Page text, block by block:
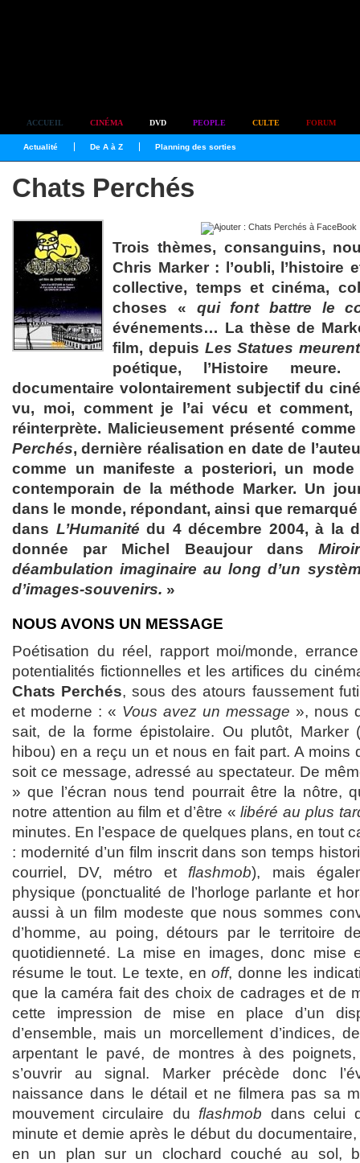
ACCUEIL CINÉMA DVD PEOPLE CULTE FORUM
Actualité De A à Z Planning des sorties
Chats Perchés
Trois thèmes, consanguins,
Chris Marker : l’oubli, l’histoire
collective, temps et cinéma,
choses « qui font battre le
événements… La thèse de
film, depuis Les Statues
poétique, l’Histoire
documentaire volontairement subjectif du
vu, moi, comment je l’ai vécu et
réinterprète. Malicieusement présenté
Perchés, dernière réalisation en date de
comme un manifeste a posteriori, un mode
contemporain de la méthode Marker. Un
dans le monde, répondant, ainsi que
dans L’Humanité du 4 décembre 2004, à la
donnée par Michel Beaujour dans
déambulation imaginaire au long d’un
d’images-souvenirs. »
NOUS AVONS UN MESSAGE
Poétisation du réel, rapport moi/monde,
potentialités fictionnelles et les artifices du
Chats Perchés, sous des atours faussement
et moderne : « Vous avez un message », nous
sait, de la forme épistolaire. Ou plutôt, Marker
hibou) en a reçu un et nous en fait part. A moins
soit ce message, adressé au spectateur. De
» que l’écran nous tend pourrait être la nôtre,
notre attention au film et d’être «libéré au plus
minutes. En l’espace de quelques plans, en tout
: modernité d’un film inscrit dans son temps
courriel, DV, métro et flashmob), mais
physique (ponctualité de l’horloge parlante et
aussi à un film modeste que nous sommes
d’homme, au poing, détours par le territoire
quotidienneté. La mise en images, donc
résume le tout. Le texte, enoff, donne les
que la caméra fait des choix de cadrages et de
cette impression de mise en place d’un
d’ensemble, mais un morcellement d’indices,
arpentant le pavé, de montres à des
s’ouvrir au signal. Marker précède donc
naissance dans le détail et ne filmera pas sa
mouvement circulaire du flashmob dans celui
minute et demie après le début du
en un plan sur un clochard couché au sol,